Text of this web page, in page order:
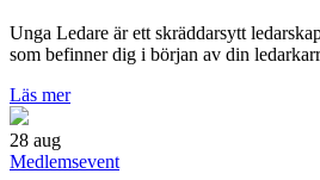
Unga Ledare är ett skräddarsytt
som befinner dig i början av din
Läs mer
28 aug
Medlemsevent